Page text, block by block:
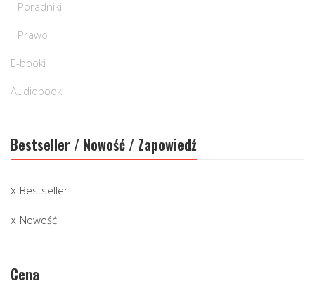
Poradniki
Prawo
E-booki
Audiobooki
Bestseller / Nowość / Zapowiedź
Bestseller
Nowość
Cena